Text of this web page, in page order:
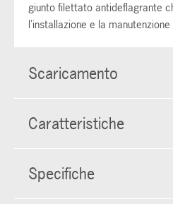
giunto filettato antideflagrante
l'installazione e la
Scaricamento
Caratteristiche
Specifiche